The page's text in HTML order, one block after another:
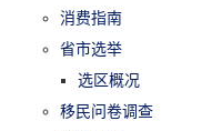
消费指南
省市选举
选区概况
移民问卷调查